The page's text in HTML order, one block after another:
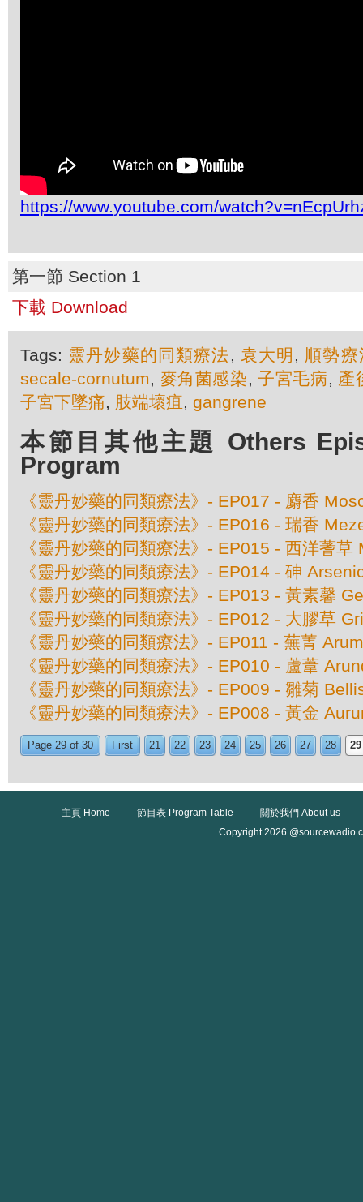
https://www.youtube.com/
第一節 Section 1
下載 Download
Tags: 靈丹妙藥的同類療法, 袁大明 , 順勢療
secale-cornutum, 麥角菌感染,子宮毛病, 產
子宮下墜痛, 肢端壞疽, gangrene
本節目其他主題 Others
Program
《靈丹妙藥的同類療法》- EP017 - 麝香
《靈丹妙藥的同類療法》- EP016 - 瑞香
《靈丹妙藥的同類療法》- EP015 - 西洋蓍
《靈丹妙藥的同類療法》- EP014 - 砷
《靈丹妙藥的同類療法》- EP013 - 黃素馨
《靈丹妙藥的同類療法》- EP012 - 大膠草
《靈丹妙藥的同類療法》- EP011 - 蕪菁
《靈丹妙藥的同類療法》- EP010 - 蘆葦
《靈丹妙藥的同類療法》- EP009 - 雛菊
《靈丹妙藥的同類療法》- EP008 - 黃金
Page 29 of 30 First 21 22 23 24 25 26 27 28 29
主頁 Home 節目表 Program Table
關於我們 About us
Copyright 2026